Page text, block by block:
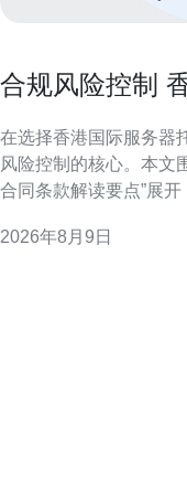
合规风险控制
在选择香港国际服务器
风险控制的核心。本文
合同条款解读要点”展
化条款并制定可操作的合规措施。 合
2026年8月9日